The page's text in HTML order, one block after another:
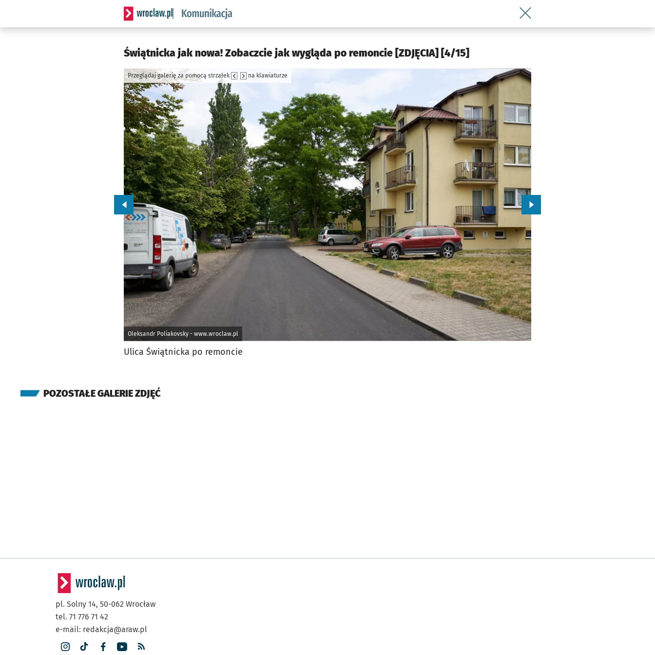
Serwis informacyjny wroclaw.pl podserwis: Komunikacja
Wróć do artykułu Świątnicka jak
Świątnicka jak nowa! Zobaczcie jak wygląda po remoncie [ZDJĘCIA] [4/15]
Oleksandr Poliakovsky - www.wroclaw.pl
Przeglądaj galerię za pomocą strzałek na klawiaturze
Przejdź do poprzedniego zdjęcia. Przejdź do kolejnego zdjęcia.
Ulica Świątnicka po remoncie
POZOSTAŁE GALERIE ZDJĘĆ
pl. Solny 14, 50-062 Wrocław
tel. 71 776 71 42
e-mail: redakcja@araw.pl